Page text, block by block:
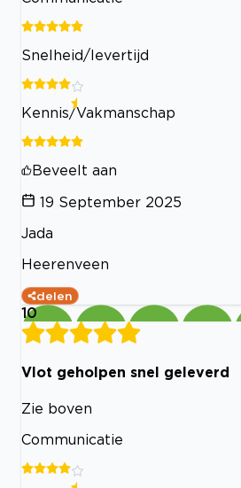
Snelheid/levertijd
Kennis/Vakmanschap
Beveelt aan
19 September 2025
Jada
Heerenveen
delen
10
Vlot geholpen snel geleverd
Zie boven
Communicatie